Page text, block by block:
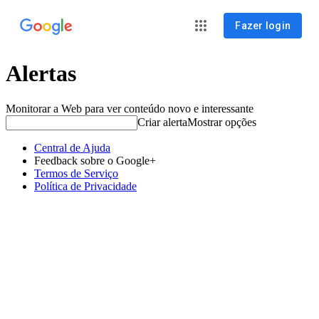
Fazer login
Alertas
Monitorar a Web para ver conteúdo novo e interessante
Criar alertaMostrar opções
Central de Ajuda
Feedback sobre o Google+
Termos de Serviço
Política de Privacidade